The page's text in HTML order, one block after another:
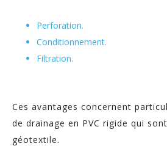
Perforation.
Conditionnement.
Filtration.
Ces avantages concernent
de drainage en PVC rigide qui
géotextile.